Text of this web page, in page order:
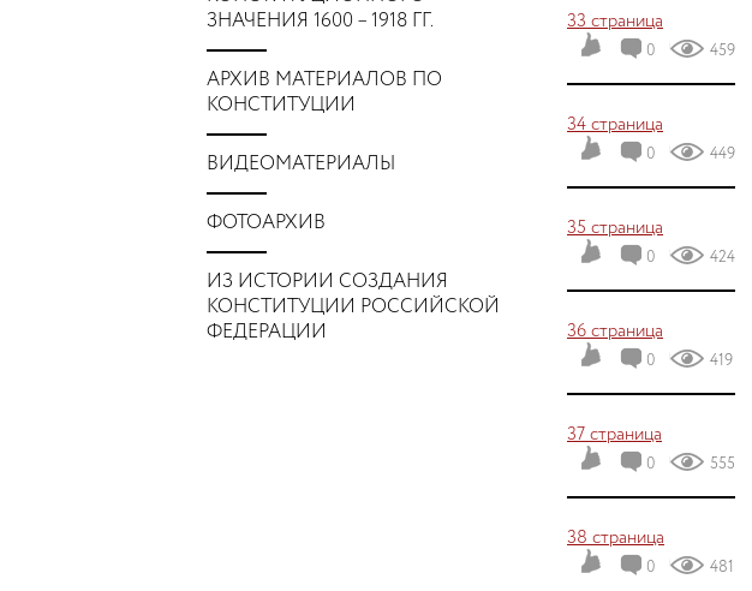
ЗНАЧЕНИЯ 1600 – 1918 ГГ.
АРХИВ МАТЕРИАЛОВ ПО
КОНСТИТУЦИИ
ВИДЕОМАТЕРИАЛЫ
ФОТОАРХИВ
ИЗ ИСТОРИИ СОЗДАНИЯ
КОНСТИТУЦИИ РОССИЙСКОЙ
ФЕДЕРАЦИИ
33 страница
0 459
34 страница
0 449
35 страница
0 424
36 страница
0 419
37 страница
0 555
38 страница
0 481